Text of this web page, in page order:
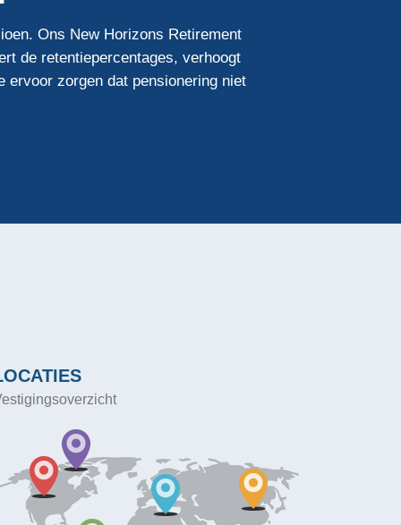
Ons New Horizons Retirement
de retentiepercentages, verhoogt
ervoor zorgen dat pensionering niet